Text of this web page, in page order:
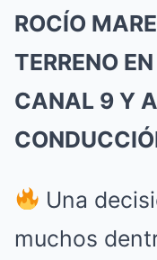
ROCÍO
TERRENO
CANAL 9 Y
Una
muchos